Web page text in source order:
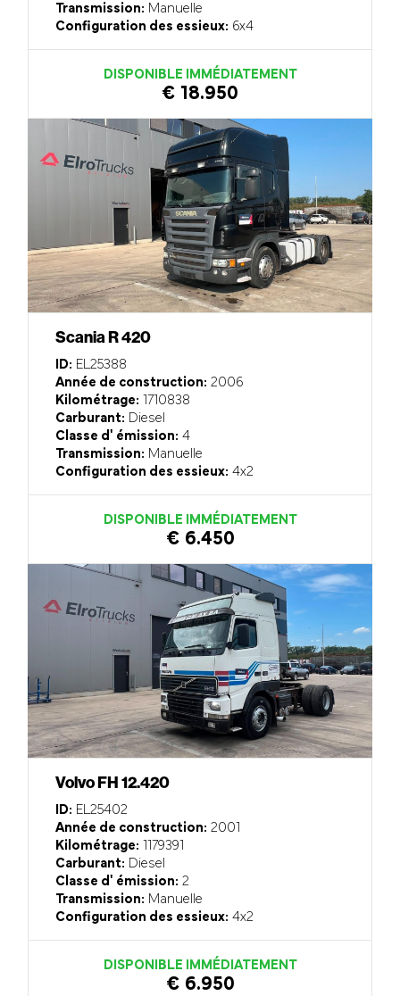
Transmission: Manuelle
Configuration des essieux: 6x4
DISPONIBLE IMMÉDIATEMENT
€ 18.950
Scania R 420
ID: EL25388
Année de construction: 2006
Kilométrage: 1710838
Carburant: Diesel
Classe d' émission: 4
Transmission: Manuelle
Configuration des essieux: 4x2
DISPONIBLE IMMÉDIATEMENT
€ 6.450
Volvo FH 12.420
ID: EL25402
Année de construction: 2001
Kilométrage: 1179391
Carburant: Diesel
Classe d' émission: 2
Transmission: Manuelle
Configuration des essieux: 4x2
DISPONIBLE IMMÉDIATEMENT
€ 6.950